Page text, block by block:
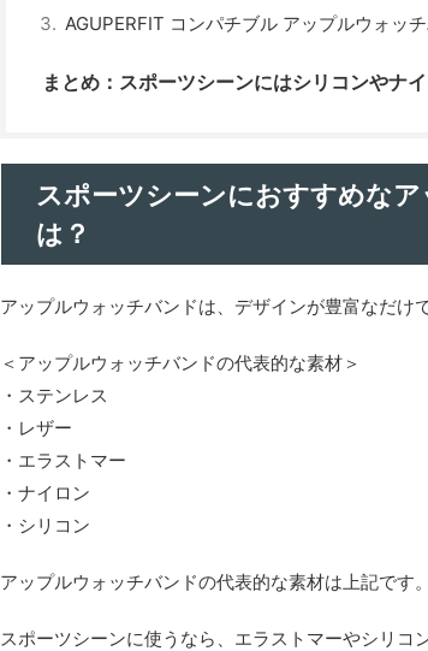
AGUPERFIT コンパチブル アップルウォッ
まとめ：スポーツシーンにはシリコンやナ
スポーツシーンにおすすめな
は？
アップルウォッチバンドは、デザインが豊富なだけ
＜アップルウォッチバンドの代表的な素材＞
・ステンレス
・レザー
・エラストマー
・ナイロン
・シリコン
アップルウォッチバンドの代表的な素材は上記です。
スポーツシーンに使うなら、エラストマーやシリ